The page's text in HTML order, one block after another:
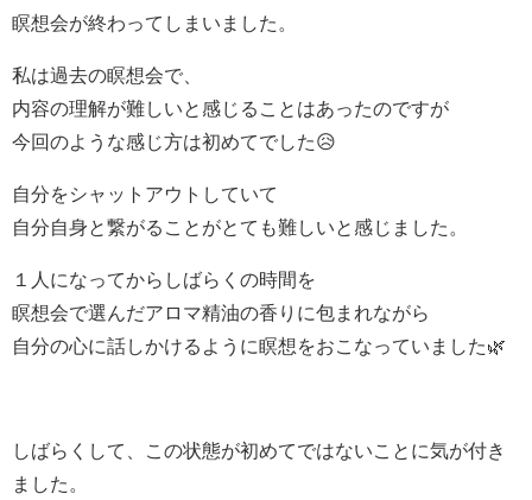
瞑想会が終わってしまいました。
私は過去の瞑想会で、
内容の理解が難しいと感じることはあったのですが
今回のような感じ方は初めてでした😥
自分をシャットアウトしていて
自分自身と繋がることがとても難しいと感じました。
１人になってからしばらくの時間を
瞑想会で選んだアロマ精油の香りに包まれながら
自分の心に話しかけるように瞑想をおこなっていました🌿
しばらくして、この状態が初めてではないことに気が付き
ました。